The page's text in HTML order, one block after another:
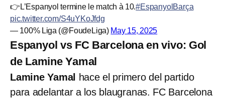
👉L’Espanyol termine le match à 10.#EspanyolBarça
pic.twitter.com/S4uYKoJfdg
— 100% Liga (@FoudeLiga) May 15, 2025
Espanyol vs FC Barcelona en vivo: Gol
de Lamine Yamal
Lamine Yamal
hace el primero del partido
para adelantar a los blaugranas. FC Barcelona